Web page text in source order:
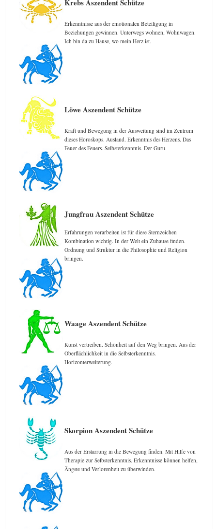
Krebs Aszendent Schütze
Erkenntnisse aus der emotionalen Beteiligung in
Beziehungen gewinnen. Unterwegs wohnen, Wohnwagen.
Ich bin da zu Hause, wo mein Herz ist.
Löwe Aszendent Schütze
Kraft und Bewegung in der Ausweitung sind im Zentrum
dieses Horoskops. Ausland. Erkenntnis des Herzens. Das
Feuer des Feuers. Selbsterkenntnis. Der Guru.
Jungfrau Aszendent Schütze
Erfahrungen verarbeiten ist für diese Sternzeichen
Kombination wichtig. In der Welt ein Zuhause finden.
Ordnung und Struktur in die Philosophie und Religion
bringen.
Waage Aszendent Schütze
Kunst vertreiben. Schönheit auf den Weg bringen. Aus der
Oberflächlichkeit in die Selbsterkenntnis.
Horizonterweiterung.
Skorpion Aszendent Schütze
Aus der Erstarrung in die Bewegung finden. Mit Hilfe von
Therapie zur Selbsterkenntnis. Erkenntnisse können helfen,
Ängste und Verlorenheit zu überwinden.